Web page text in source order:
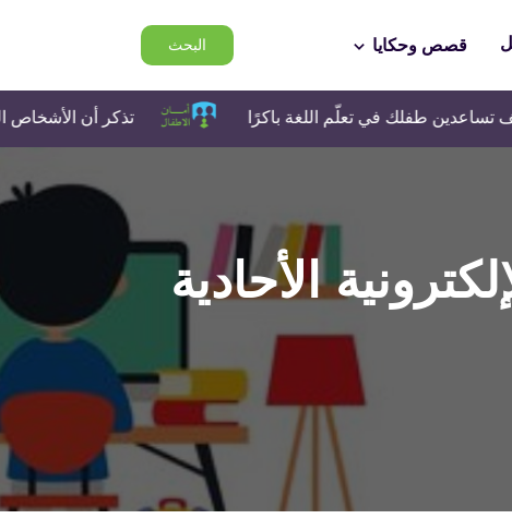
قصص وحكايا البحث
طفلك في تعلّم اللغة باكرًا تذكر أن الأشخاص الذين
الأحادية